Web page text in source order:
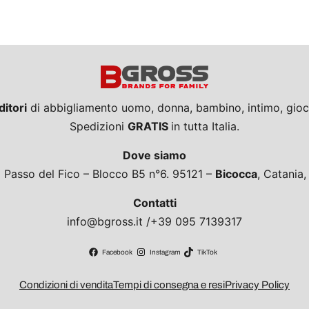
di abbigliamento uomo, donna, bambino, intimo,
Spedizioni GRATIS in tutta Italia.
Dove siamo
Passo del Fico – Blocco B5 n°6. 95121 – Bicocca,
Contatti
info@bgross.it /+39 095 7139317
Facebook Instagram TikTok
Condizioni di venditaTempi di consegna e resiPrivacy Policy